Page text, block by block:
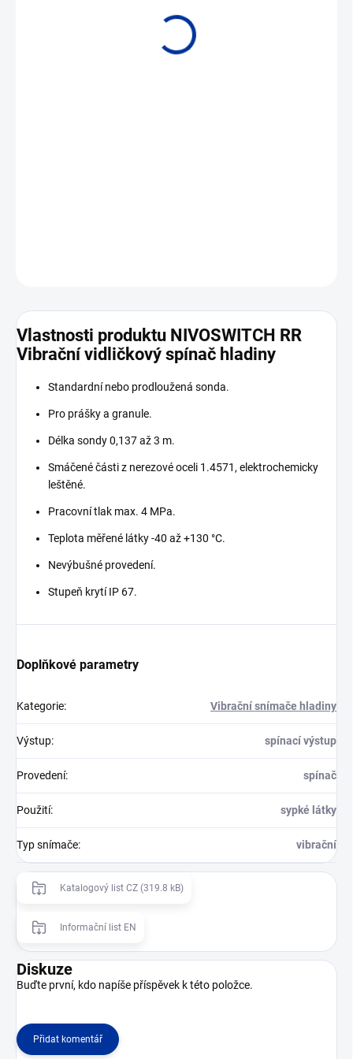
Vlastnosti produktu NIVOSWITCH RR
Vibrační vidličkový spínač hladiny
Standardní nebo prodloužená sonda.
Pro prášky a granule.
Délka sondy 0,137 až 3 m.
Smáčené části z nerezové oceli 1.4571, elektrochemicky
leštěné.
Pracovní tlak max. 4 MPa.
Teplota měřené látky -40 až +130 °C.
Nevýbušné provedení.
Stupeň krytí IP 67.
Doplňkové parametry
Kategorie: Vibrační snímače hladiny
Výstup: spínací výstup
Provedení: spínač
Použití: sypké látky
Typ snímače: vibrační
Katalogový list CZ (319.8 kB)
Informační list EN
Diskuze
Buďte první, kdo napíše příspěvek k této položce.
Přidat komentář